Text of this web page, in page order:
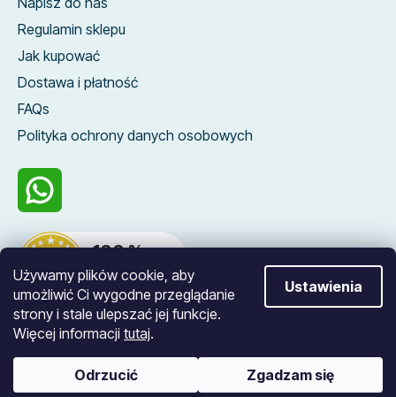
Używamy plików cookie, aby
umożliwić Ci wygodne przeglądanie
strony i stale ulepszać jej funkcje.
Więcej informacji tutaj.
Ustawienia
Odrzucić Zgadzam się
Regulamin sklepu
Jak kupować
Dostawa i płatność
FAQs
Polityka ochrony danych osobowych
100 %
zákazníků nás
doporučuje
Opracował Shoptet
Copyright 2026
. Wszystkie prawa